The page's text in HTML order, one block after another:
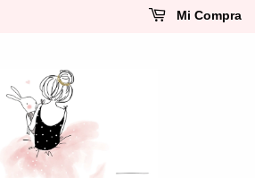
Mi Compra